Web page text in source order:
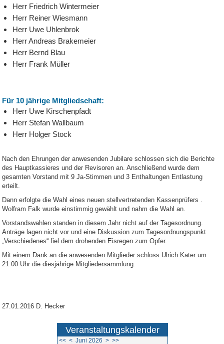
Herr Friedrich Wintermeier
Herr Reiner Wiesmann
Herr Uwe Uhlenbrok
Herr Andreas Brakemeier
Herr Bernd Blau
Herr Frank Müller
Für 10 jährige Mitgliedschaft:
Herr Uwe Kirschenpfadt
Herr Stefan Wallbaum
Herr Holger Stock
Nach den Ehrungen der anwesenden Jubilare schlossen sich die Berichte
des Hauptkassieres und der Revisoren an. Anschließend wurde dem
gesamten Vorstand mit 9 Ja-Stimmen und 3 Enthaltungen Entlastung
erteilt.
Dann erfolgte die Wahl eines neuen stellvertretenden Kassenprüfers .
Wolfram Falk wurde einstimmig gewählt und nahm die Wahl an.
Vorstandswahlen standen in diesem Jahr nicht auf der Tagesordnung.
Anträge lagen nicht vor und eine Diskussion zum Tagesordnungspunkt
„Verschiedenes“ fiel dem drohenden Eisregen zum Opfer.
Mit einem Dank an die anwesenden Mitglieder schloss Ulrich Kater um
21.00 Uhr die diesjährige Mitgliedersammlung.
27.01.2016 D. Hecker
Veranstaltungskalender
<< < Juni 2026 > >>